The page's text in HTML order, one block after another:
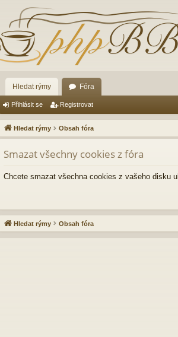
Hledat rýmy Fóra
Přihlásit se Registrovat
Hledat rýmy Obsah fóra
Smazat všechny cookies z fóra
Chcete smazat všechna cookies z vašeho disku
Hledat rýmy Obsah fóra